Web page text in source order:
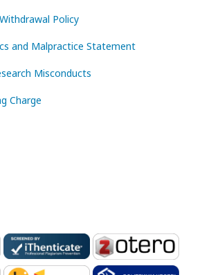
Policy
and Malpractice Statement
Misconducts
Charge